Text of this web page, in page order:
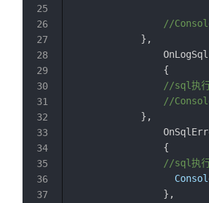
//
            },
                {
//sql执
//
            },
                {
//sql执
                },
25
26
27
28
29
30
31
32
33
34
35
36
37